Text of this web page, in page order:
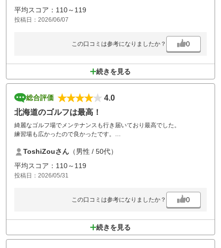
くたくたになりましたが、コース途中にエゾシカの家族が数頭出て来て
とても可愛くて癒されました。
また天候と気候が良い時にチャレンジしたいです。
平均スコア：110～119
投稿日：2026/06/07
この口コミは参考になりましたか？ 0
続きを見る
総合評価
4.0
北海道のゴルフは最高！
綺麗なゴルフ場でメンテナンスも行き届いており最高でした。
練習場も広かったので良かったです。
また、利用したい。
ToshiZouさん （男性 / 50代）
平均スコア：110～119
投稿日：2026/05/31
この口コミは参考になりましたか？ 0
続きを見る